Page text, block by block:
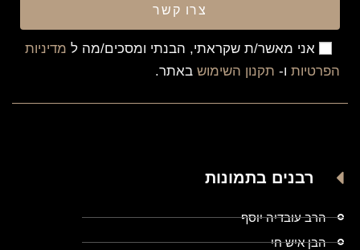
אני מאשר/ת שקראתי, הבנתי ומסכים/מה ל מדיניות
הפרטיות ו- תקנון השימוש באתר.
צרו קשר
רבנים בתמונות
הרב עובדיה יוסף
הבן איש חי